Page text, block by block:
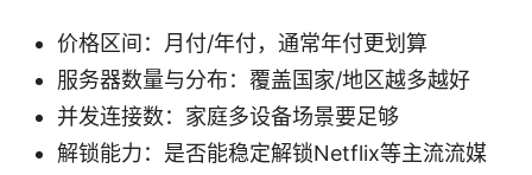
价格区间：月付/年付，通常年付更划算
服务器数量与分布：覆盖国家/地区越多越好
并发连接数：家庭多设备场景要足够
解锁能力：是否能稳定解锁Netflix等主流流媒